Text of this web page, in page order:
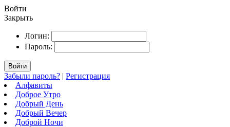
Войти
Закрыть
Логин:
Пароль:
Войти
Забыли пароль? | Регистрация
Алфавиты
Доброе Утро
Добрый День
Добрый Вечер
Доброй Ночи